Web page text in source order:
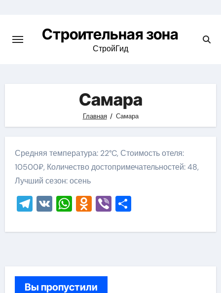
content
Строительная зона
СтройГид
Самара
Главная Самара
Средняя температура: 22°C, Стоимость отеля:
10500₽, Количество достопримечательностей: 48,
Лучший сезон: осень
Telegram
VKWhatsApp
Odnoklassniki
ViberОтправить
Вы пропустили